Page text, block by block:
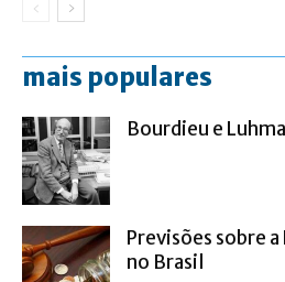
mais populares
Bourdieu e
Previsões sobre
no Brasil